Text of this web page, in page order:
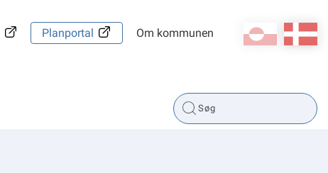
kl-GL
Planportal Om kommunen